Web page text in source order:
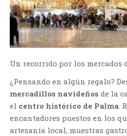
Un recorrido por los mercados
¿Pensando en algún regalo?
mercadillos navideños de la
el centro histórico de Palma.
encantadores puestos en los
artesanía local, muestras